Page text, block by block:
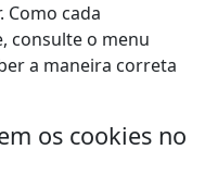
Como cada
consulte o menu
a maneira correta
os cookies no